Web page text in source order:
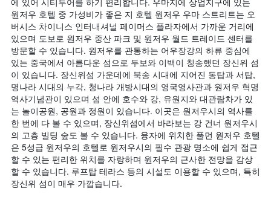
표
시
하
는
1
개
의
Y
축
이
있
습
니
다.
는
1
개
의
Y
축
이
있
습
니
다.
원저우 호텔 중 가성비가 좋은 지 호텔 원저우 우마 스트리트는 오
버시스 차이니스 인터내셔널 페이머스 플라자에서 가까운 거리에
있으며 도보로 원저우 중산 파크 및 원저우 월드 트레이드 센터를
방문할 수 있습니다. 원저우를 관통하는 어우장강의 하류 중심에
있는 중국에서 아름다운 섬으로 두보와 이백이 칭송했던 장신위 섬
이 있습니다. 장신위섬 가운데에 북송 시대에 지어진 동탑과 서탑,
명나라 시대의 누각, 청나라 개방시대의 영국영사관과 원저우 혁명
역사기념관이 있으며 섬 안에 호수와 강, 유원지와 대관람차가 있
는 놀이공원, 공원과 정원이 있습니다. 이곳은 원저우시의 역사를
한 번에 다 볼 수 있으며, 장신위섬에서 바라보는 강 건너 원저우시
의 고층 빌딩 숲도 볼 수 있습니다. 융자에 위치한 풀먼 원저우 호텔
은 5성급 원저우의 호텔로 원저우시의 필수 관광 명소에 쉽게 접근
할 수 있는 편리한 위치를 자랑하며 원저우의 근사한 전망을 감상
할 수 있습니다. 루프탑 테라스 등의 시설도 이용할 수 있으며, 특히
장신위 섬이 매우 가깝습니다.